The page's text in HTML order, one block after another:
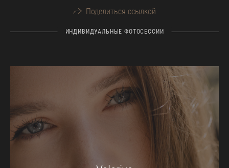
Поделиться ссылкой
ИНДИВИДУАЛЬНЫЕ ФОТОСЕССИИ